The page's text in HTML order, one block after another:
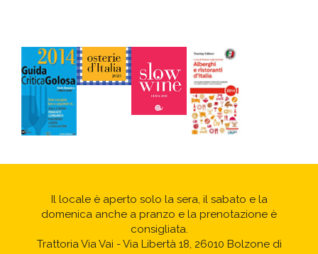
Il locale è aperto solo la sera, il sabato e la
domenica anche a pranzo e la prenotazione è
consigliata.
Trattoria Via Vai - Via Libertà 18, 26010 Bolzone di